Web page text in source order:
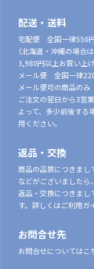
配送・送料
宅配便 全国一律550
（北海道・沖縄の場合
3,980円以上お買い上
メール便 全国一律
メール便可の商品のみ
ご注文の翌日から3営
よって、多少前後する
用ください。
返品・交換
商品の品質につきまし
などがございましたら
返品・交換につきまし
す。詳しくはご利用ガ
お問合せ先
お問合せについてはこ